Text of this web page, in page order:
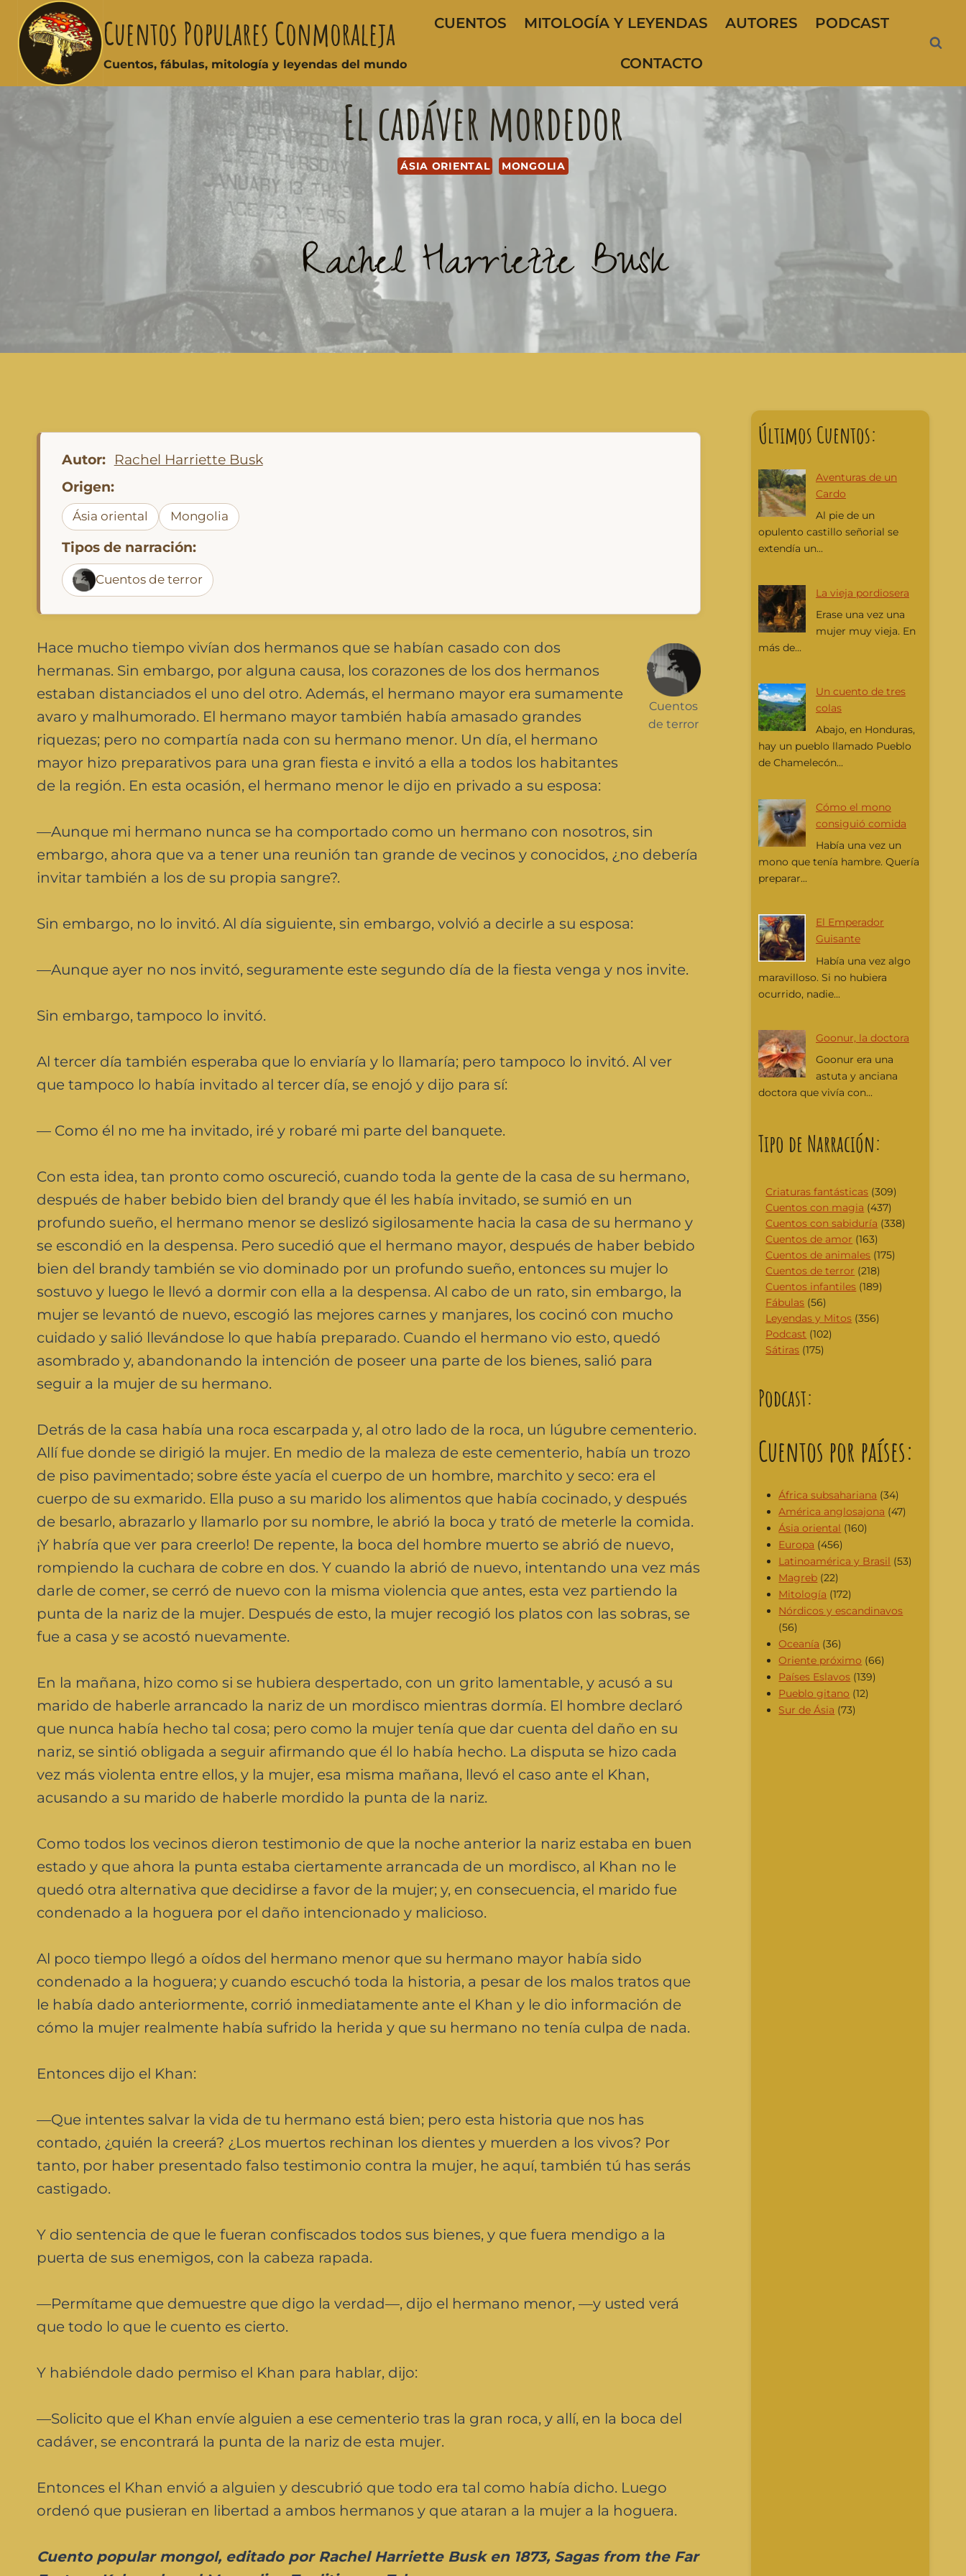
Cuentos Populares Conmoraleja
Cuentos, fábulas, mitología y leyendas del mundo
CUENTOS MITOLOGÍA Y LEYENDAS AUTORES PODCAST
CONTACTO
El cadáver mordedor
ÁSIA ORIENTAL MONGOLIA
Rachel Harriette Busk
Autor:
Rachel Harriette Busk
Origen:
Ásia oriental Mongolia
Tipos de narración:
Cuentos de terror
Cuentos
de terror
Hace mucho tiempo vivían dos hermanos que se habían casado con dos
hermanas. Sin embargo, por alguna causa, los corazones de los dos hermanos
estaban distanciados el uno del otro. Además, el hermano mayor era sumamente
avaro y malhumorado. El hermano mayor también había amasado grandes
riquezas; pero no compartía nada con su hermano menor. Un día, el hermano
mayor hizo preparativos para una gran fiesta e invitó a ella a todos los habitantes
de la región. En esta ocasión, el hermano menor le dijo en privado a su esposa:
—Aunque mi hermano nunca se ha comportado como un hermano con nosotros, sin
embargo, ahora que va a tener una reunión tan grande de vecinos y conocidos, ¿no debería
invitar también a los de su propia sangre?.
Sin embargo, no lo invitó. Al día siguiente, sin embargo, volvió a decirle a su esposa:
—Aunque ayer no nos invitó, seguramente este segundo día de la fiesta venga y nos invite.
Sin embargo, tampoco lo invitó.
Al tercer día también esperaba que lo enviaría y lo llamaría; pero tampoco lo invitó. Al ver
que tampoco lo había invitado al tercer día, se enojó y dijo para sí:
— Como él no me ha invitado, iré y robaré mi parte del banquete.
Con esta idea, tan pronto como oscureció, cuando toda la gente de la casa de su hermano,
después de haber bebido bien del brandy que él les había invitado, se sumió en un
profundo sueño, el hermano menor se deslizó sigilosamente hacia la casa de su hermano y
se escondió en la despensa. Pero sucedió que el hermano mayor, después de haber bebido
bien del brandy también se vio dominado por un profundo sueño, entonces su mujer lo
sostuvo y luego le llevó a dormir con ella a la despensa. Al cabo de un rato, sin embargo, la
mujer se levantó de nuevo, escogió las mejores carnes y manjares, los cocinó con mucho
cuidado y salió llevándose lo que había preparado. Cuando el hermano vio esto, quedó
asombrado y, abandonando la intención de poseer una parte de los bienes, salió para
seguir a la mujer de su hermano.
Detrás de la casa había una roca escarpada y, al otro lado de la roca, un lúgubre cementerio.
Allí fue donde se dirigió la mujer. En medio de la maleza de este cementerio, había un trozo
de piso pavimentado; sobre éste yacía el cuerpo de un hombre, marchito y seco: era el
cuerpo de su exmarido. Ella puso a su marido los alimentos que había cocinado, y después
de besarlo, abrazarlo y llamarlo por su nombre, le abrió la boca y trató de meterle la comida.
¡Y habría que ver para creerlo! De repente, la boca del hombre muerto se abrió de nuevo,
rompiendo la cuchara de cobre en dos. Y cuando la abrió de nuevo, intentando una vez más
darle de comer, se cerró de nuevo con la misma violencia que antes, esta vez partiendo la
punta de la nariz de la mujer. Después de esto, la mujer recogió los platos con las sobras, se
fue a casa y se acostó nuevamente.
En la mañana, hizo como si se hubiera despertado, con un grito lamentable, y acusó a su
marido de haberle arrancado la nariz de un mordisco mientras dormía. El hombre declaró
que nunca había hecho tal cosa; pero como la mujer tenía que dar cuenta del daño en su
nariz, se sintió obligada a seguir afirmando que él lo había hecho. La disputa se hizo cada
vez más violenta entre ellos, y la mujer, esa misma mañana, llevó el caso ante el Khan,
acusando a su marido de haberle mordido la punta de la nariz.
Como todos los vecinos dieron testimonio de que la noche anterior la nariz estaba en buen
estado y que ahora la punta estaba ciertamente arrancada de un mordisco, al Khan no le
quedó otra alternativa que decidirse a favor de la mujer; y, en consecuencia, el marido fue
condenado a la hoguera por el daño intencionado y malicioso.
Al poco tiempo llegó a oídos del hermano menor que su hermano mayor había sido
condenado a la hoguera; y cuando escuchó toda la historia, a pesar de los malos tratos que
le había dado anteriormente, corrió inmediatamente ante el Khan y le dio información de
cómo la mujer realmente había sufrido la herida y que su hermano no tenía culpa de nada.
Entonces dijo el Khan:
—Que intentes salvar la vida de tu hermano está bien; pero esta historia que nos has
contado, ¿quién la creerá? ¿Los muertos rechinan los dientes y muerden a los vivos? Por
tanto, por haber presentado falso testimonio contra la mujer, he aquí, también tú has serás
castigado.
Y dio sentencia de que le fueran confiscados todos sus bienes, y que fuera mendigo a la
puerta de sus enemigos, con la cabeza rapada.
—Permítame que demuestre que digo la verdad—, dijo el hermano menor, —y usted verá
que todo lo que le cuento es cierto.
Y habiéndole dado permiso el Khan para hablar, dijo:
—Solicito que el Khan envíe alguien a ese cementerio tras la gran roca, y allí, en la boca del
cadáver, se encontrará la punta de la nariz de esta mujer.
Entonces el Khan envió a alguien y descubrió que todo era tal como había dicho. Luego
ordenó que pusieran en libertad a ambos hermanos y que ataran a la mujer a la hoguera.
Cuento popular mongol, editado por Rachel Harriette Busk en 1873, Sagas from the Far
Últimos Cuentos:
Aventuras de un
Cardo
Al pie de un
opulento castillo señorial se
extendía un...
La vieja pordiosera
Erase una vez una
mujer muy vieja. En
más de...
Un cuento de tres
colas
Abajo, en Honduras,
hay un pueblo llamado Pueblo
de Chamelecón...
Cómo el mono
consiguió comida
Había una vez un
mono que tenía hambre. Quería
preparar...
El Emperador
Guisante
Había una vez algo
maravilloso. Si no hubiera
ocurrido, nadie...
Goonur, la doctora
Goonur era una
astuta y anciana
doctora que vivía con...
Tipo de Narración:
Criaturas fantásticas (309)
Cuentos con magia (437)
Cuentos con sabiduría (338)
Cuentos de amor (163)
Cuentos de animales (175)
Cuentos de terror (218)
Cuentos infantiles (189)
Fábulas (56)
Leyendas y Mitos (356)
Podcast (102)
Sátiras (175)
Podcast:
Cuentos por países:
África subsahariana (34)
América anglosajona (47)
Ásia oriental (160)
Europa (456)
Latinoamérica y Brasil (53)
Magreb (22)
Mitología (172)
Nórdicos y escandinavos
(56)
Oceanía (36)
Oriente próximo (66)
Países Eslavos (139)
Pueblo gitano (12)
Sur de Ásia (73)